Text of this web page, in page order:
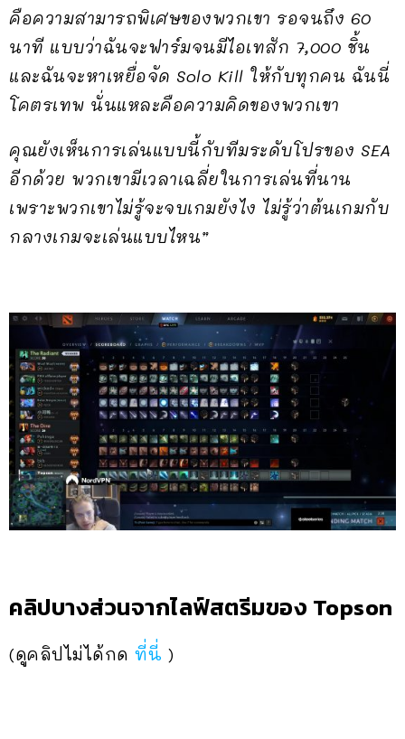
คือความสามารถพิเศษของพวกเขา รอจนถึง 60
นาที แบบว่าฉันจะฟาร์มจนมีไอเทสัก 7,000 ชิ้น
และฉันจะหาเหยื่อจัด Solo Kill ให้กับทุกคน ฉันนี่
โคตรเทพ นั่นแหละคือความคิดของพวกเขา
คุณยังเห็นการเล่นแบบนี้กับทีมระดับโปรของ SEA
อีกด้วย พวกเขามีเวลาเฉลี่ยในการเล่นที่นาน
เพราะพวกเขาไม่รู้จะจบเกมยังไง ไม่รู้ว่าต้นเกมกับ
กลางเกมจะเล่นแบบไหน”
คลิปบางส่วนจากไลฟ์สตรีมของ Topson
(ดูคลิปไม่ได้กด ที่นี่ )